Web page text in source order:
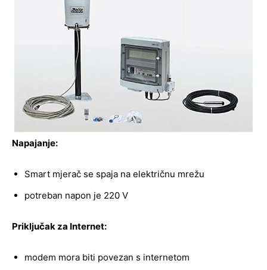
Napajanje:
Smart mjerač se spaja na električnu mrežu
potreban napon je 220 V
Priključak za Internet:
modem mora biti povezan s internetom